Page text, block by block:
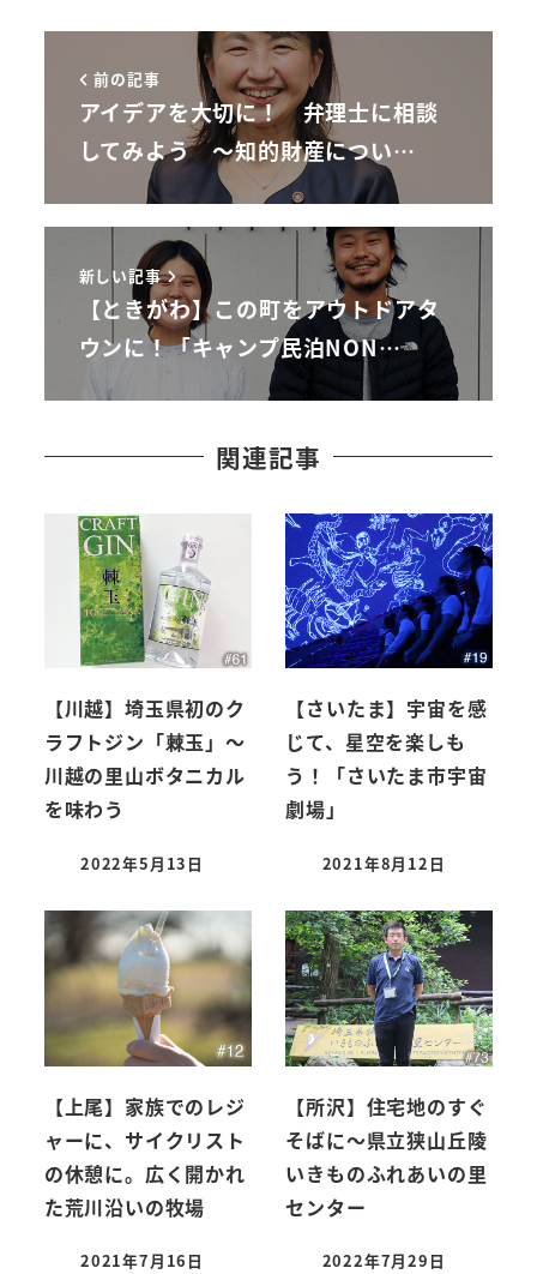
前の記事
アイデアを大切に！ 弁理士に相談
してみよう ～知的財産につい…
新しい記事
【ときがわ】この町をアウトドアタ
ウンに！「キャンプ民泊NON…
関連記事
【川越】埼玉県初のク
ラフトジン「棘玉」～
川越の里山ボタニカル
を味わう
2022年5月13日
【さいたま】宇宙を感
じて、星空を楽しも
う！「さいたま市宇宙
劇場」
2021年8月12日
【上尾】家族でのレジ
ャーに、サイクリスト
の休憩に。広く開かれ
た荒川沿いの牧場
2021年7月16日
【所沢】住宅地のすぐ
そばに～県立狭山丘陵
いきものふれあいの里
センター
2022年7月29日